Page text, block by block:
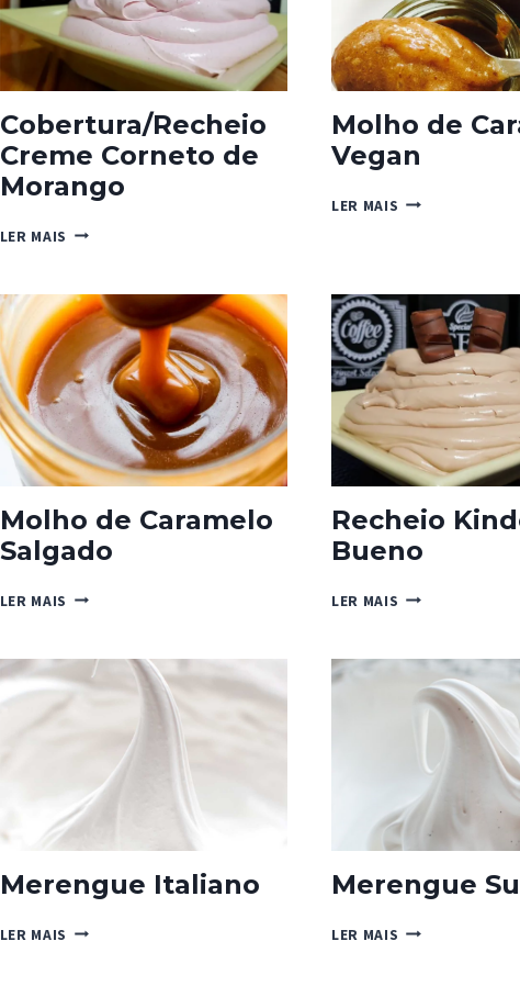
Cobertura/Recheio
Creme Corneto de
Morango
LER MAIS COBERTURA/RECHEIO
DE
MORANGO
Molho de
Vegan
LER MAIS MOLHO
Molho de Caramelo
Salgado
LER MAIS MOLHO
SALGADO
Recheio
Bueno
LER MAIS RECHEIO
Merengue Italiano
LER MAIS MERENGUE
Merengue
LER MAIS MERENGUE